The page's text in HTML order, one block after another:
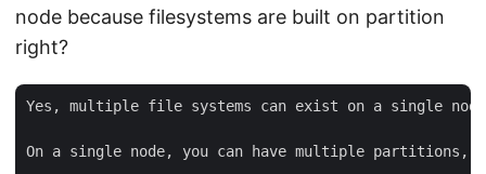
node because filesystems are built on partition
right?
Yes, multiple file systems can exist on a single
On a single node, you can have multiple